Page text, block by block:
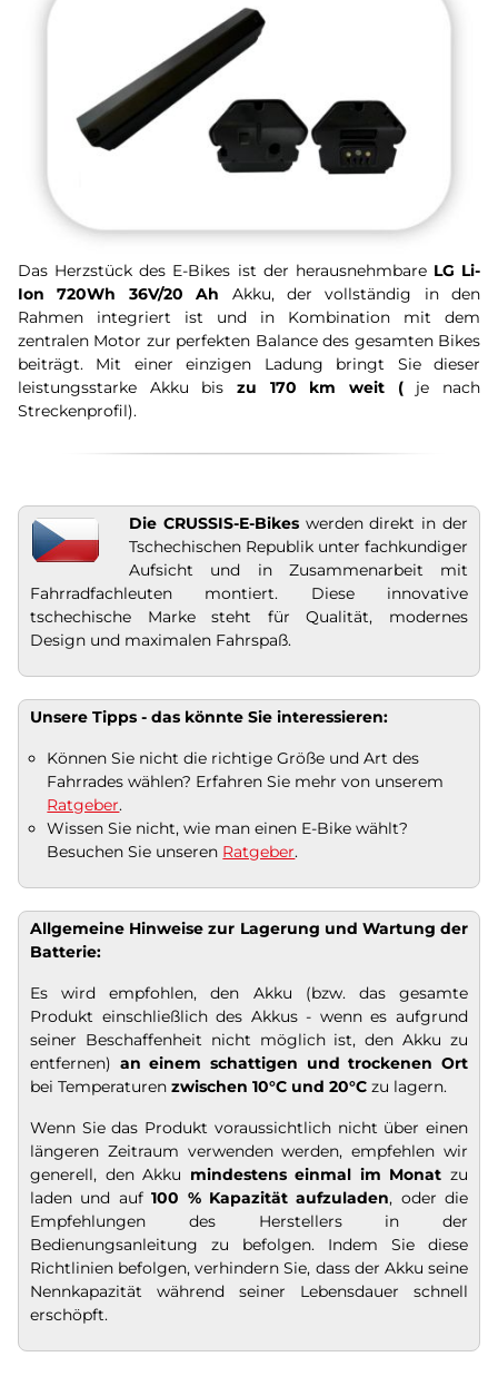
Das Herzstück des E-Bikes ist der herausnehmbare LG Li-
Ion 720Wh 36V/20 Ah Akku, der vollständig in den
Rahmen integriert ist und in Kombination mit dem
zentralen Motor zur perfekten Balance des gesamten Bikes
beiträgt. Mit einer einzigen Ladung bringt Sie dieser
leistungsstarke Akku bis zu 170 km weit (je nach
Streckenprofil).
Die CRUSSIS-E-Bikeswerden direkt in der
Tschechischen Republik unter fachkundiger
Aufsicht und in Zusammenarbeit mit
Fahrradfachleuten montiert. Diese innovative
tschechische Marke steht für Qualität, modernes
Design und maximalen Fahrspaß.
Unsere Tipps - das könnte Sie interessieren:
Können Sie nicht die richtige Größe und Art des
Fahrrades wählen? Erfahren Sie mehr von unserem
Ratgeber.
Wissen Sie nicht, wie man einen E-Bike wählt?
Besuchen Sie unseren Ratgeber.
Allgemeine Hinweise zur Lagerung und Wartung der
Batterie:
Es wird empfohlen, den Akku (bzw. das gesamte
Produkt einschließlich des Akkus - wenn es aufgrund
seiner Beschaffenheit nicht möglich ist, den Akku zu
entfernen) an einem schattigen und trockenen Ort
bei Temperaturen zwischen 10°C und 20°C zu lagern.
Wenn Sie das Produkt voraussichtlich nicht über einen
längeren Zeitraum verwenden werden, empfehlen wir
generell, den Akku mindestens einmal im Monat zu
laden und auf100 % Kapazität aufzuladen, oder die
Empfehlungen des Herstellers in der
Bedienungsanleitung zu befolgen. Indem Sie diese
Richtlinien befolgen, verhindern Sie, dass der Akku seine
Nennkapazität während seiner Lebensdauer schnell
erschöpft.